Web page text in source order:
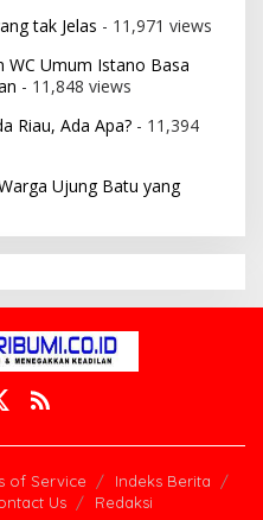
tak Jelas - 11,971 views
WC Umum Istano Basa
- 11,848 views
Riau, Ada Apa? - 11,394
Ujung Batu yang
of Service
Indeks Berita
Us Redaksi